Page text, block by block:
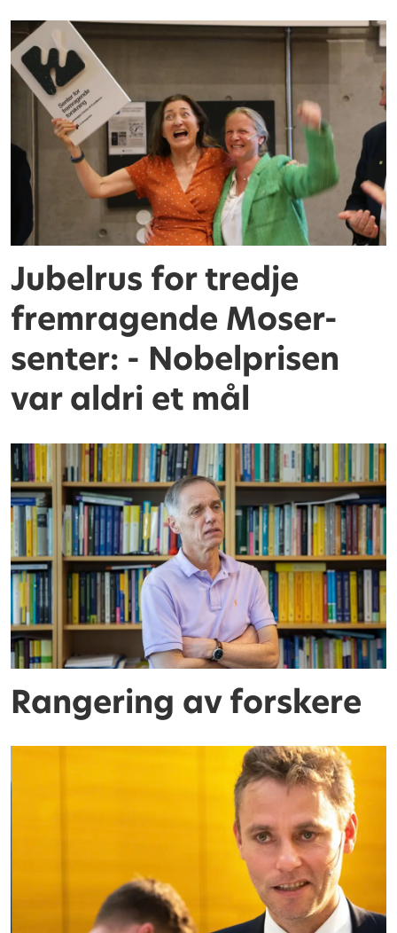
Jubelrus for tredje
fremragende Moser-
senter: - Nobelprisen
var aldri et mål
Rangering av forskere